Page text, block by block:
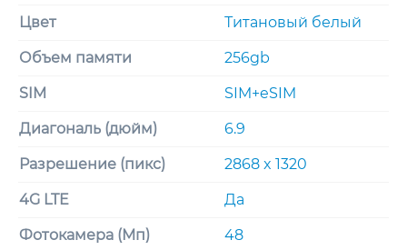
Цвет Титановый белый
Объем памяти 256gb
SIM SIM+eSIM
Диагональ (дюйм) 6.9
Разрешение (пикс) 2868 x 1320
4G LTE Да
Фотокамера (Мп) 48